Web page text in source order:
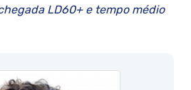
LD60+ e tempo médio